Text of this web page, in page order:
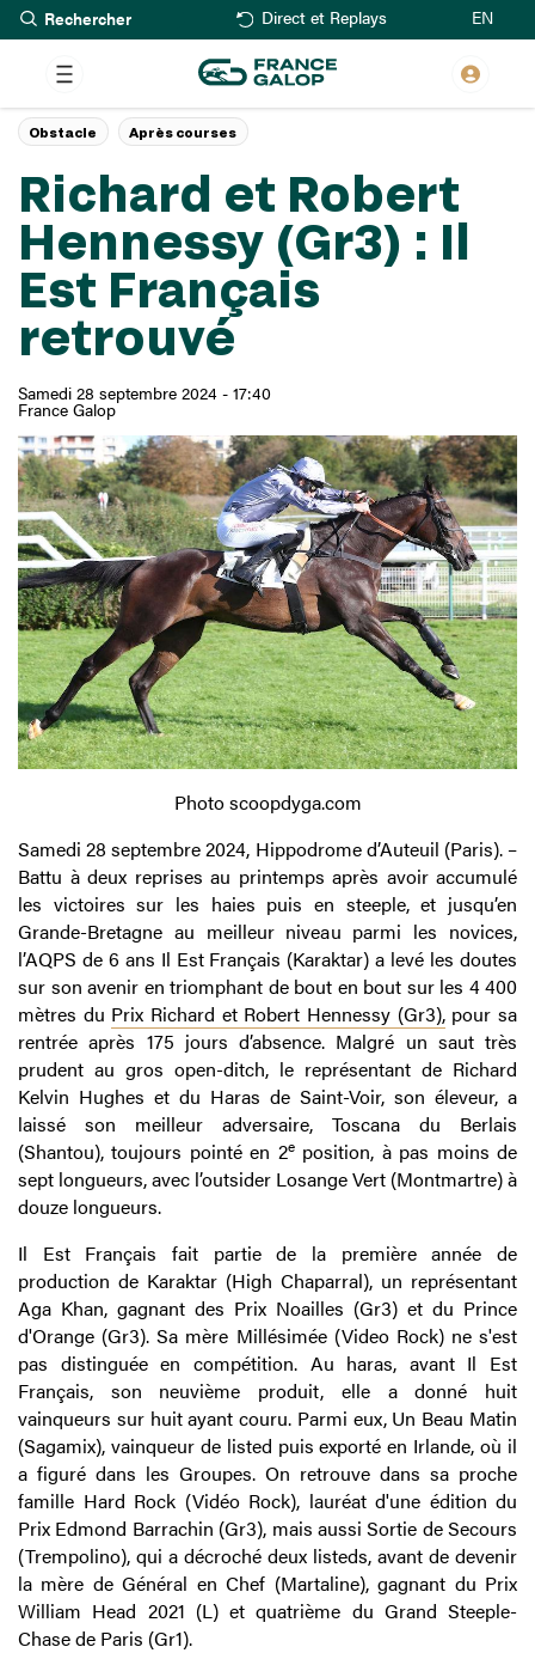
Aller
au
contenu
principal
Rechercher Direct et Replays EN
Richard et Robert
Hennessy (Gr3) : Il
Est Français
retrouvé
Samedi 28 septembre 2024 - 17:40
France Galop
Obstacle Après courses
Photo scoopdyga.com
Samedi 28 septembre 2024, Hippodrome d’Auteuil (Paris). –
Battu à deux reprises au printemps après avoir accumulé
les victoires sur les haies puis en steeple, et jusqu’en
Grande-Bretagne au meilleur niveau parmi les novices,
l’AQPS de 6 ans Il Est Français (Karaktar) a levé les doutes
sur son avenir en triomphant de bout en bout sur les 4 400
mètres du Prix Richard et Robert Hennessy (Gr3),pour sa
rentrée après 175 jours d’absence. Malgré un saut très
prudent au gros open-ditch, le représentant de Richard
Kelvin Hughes et du Haras de Saint-Voir, son éleveur, a
laissé son meilleur adversaire, Toscana du Berlais
(Shantou), toujours pointé en 2eposition, à pas moins de
sept longueurs, avec l’outsider Losange Vert (Montmartre) à
douze longueurs.
Il Est Français fait partie de la première année de
production de Karaktar (High Chaparral), un représentant
Aga Khan, gagnant des Prix Noailles (Gr3) et du Prince
d'Orange (Gr3). Sa mère Millésimée (Video Rock) ne s'est
pas distinguée en compétition. Au haras, avant Il Est
Français, son neuvième produit, elle a donné huit
vainqueurs sur huit ayant couru. Parmi eux, Un Beau Matin
(Sagamix), vainqueur de listed puis exporté en Irlande, où il
a figuré dans les Groupes. On retrouve dans sa proche
famille Hard Rock (Vidéo Rock), lauréat d'une édition du
Prix Edmond Barrachin (Gr3), mais aussi Sortie de Secours
(Trempolino), qui a décroché deux listeds, avant de devenir
la mère de Général en Chef (Martaline), gagnant du Prix
William Head 2021 (L) et quatrième du Grand Steeple-
Chase de Paris (Gr1).